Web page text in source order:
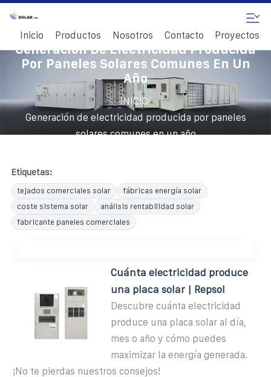
Inicio Productos Nosotros Contacto Proyectos
Generación De Electricidad Producida
Por Paneles Solares Comunes En Un
Año
INICIO/
Generación de electricidad producida por paneles
solares comunes en un año
Etiquetas:
tejados comerciales solar
fábricas energía solar
coste sistema solar
análisis rentabilidad solar
fabricante paneles comerciales
Cuánta electricidad produce
una placa solar | Repsol
Descubre cuánta electricidad
produce una placa solar al día,
mes o año y cómo puedes
maximizar la energía generada.
¡No te pierdas nuestros consejos!